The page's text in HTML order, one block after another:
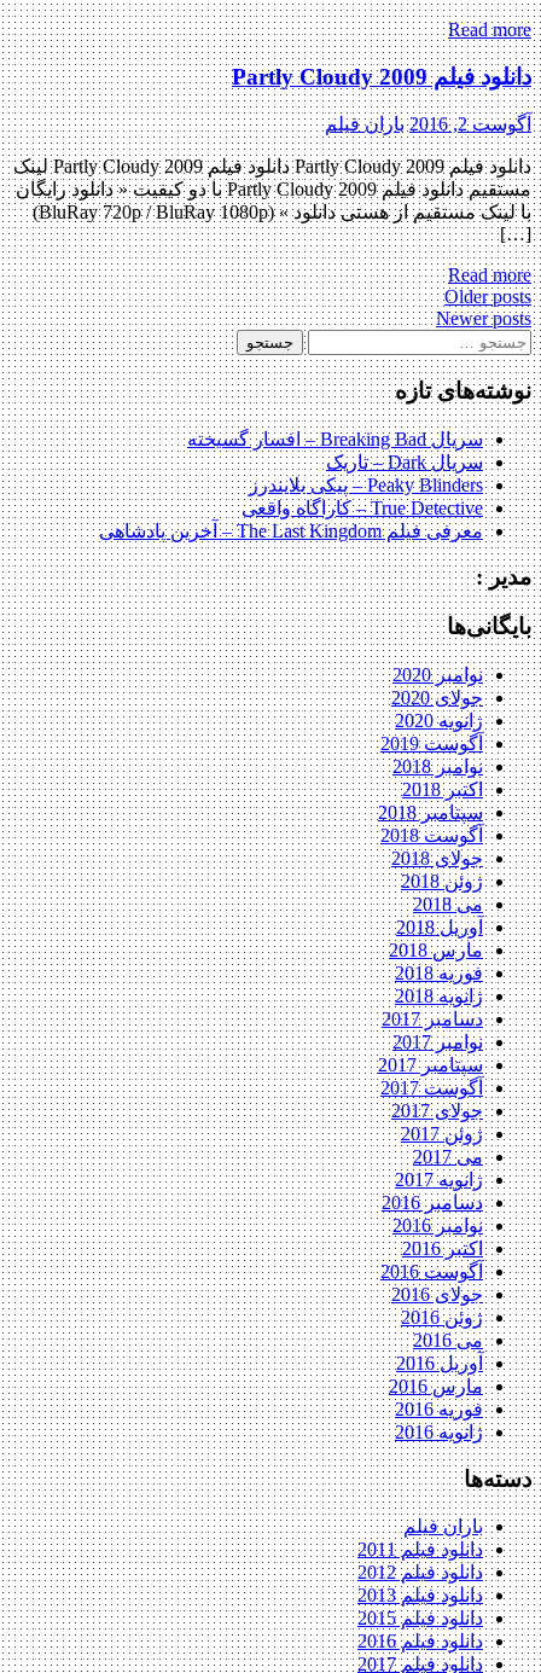
Read more
دانلود فیلم Partly Cloudy 2009
آگوست 2, 2016 باران فیلم
دانلود فیلم Partly Cloudy 2009 دانلود فیلم Partly Cloudy 2009 لینک
مستقیم دانلود فیلم Partly Cloudy 2009 با دو کیفیت « دانلود رایگان
با لینک مستقیم از هستی دانلود » (BluRay 720p / BluRay 1080p)
[…]
Read more
Posts
navigation
Older posts
Newer posts
جستجو
برای:
نوشته‌های تازه
سریال Breaking Bad – افسار گسیخته
سریال Dark – تاریک
Peaky Blinders – پیکی بلایندرز
True Detective – کاراگاه واقعی
معرفی فیلم The Last Kingdom – آخرین پادشاهی
مدیر :
بایگانی‌ها
نوامبر 2020
جولای 2020
ژانویه 2020
آگوست 2019
نوامبر 2018
اکتبر 2018
سپتامبر 2018
آگوست 2018
جولای 2018
ژوئن 2018
می 2018
آوریل 2018
مارس 2018
فوریه 2018
ژانویه 2018
دسامبر 2017
نوامبر 2017
سپتامبر 2017
آگوست 2017
جولای 2017
ژوئن 2017
می 2017
ژانویه 2017
دسامبر 2016
نوامبر 2016
اکتبر 2016
آگوست 2016
جولای 2016
ژوئن 2016
می 2016
آوریل 2016
مارس 2016
فوریه 2016
ژانویه 2016
دسته‌ها
باران فیلم
دانلود فیلم 2011
دانلود فیلم 2012
دانلود فیلم 2013
دانلود فیلم 2015
دانلود فیلم 2016
دانلود فیلم 2017